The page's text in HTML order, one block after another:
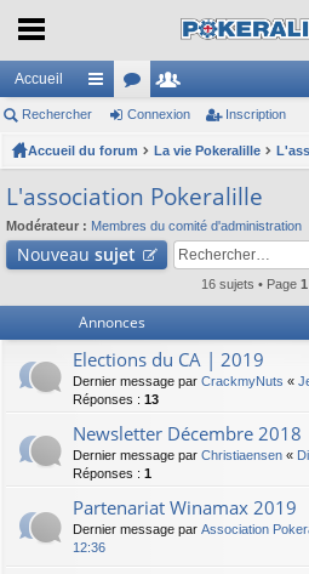
Accueil
ac
co
ci
s
or
u
s
e
m
br
es
Rechercher Connexion Inscription
Accueil du forum La vie Pokeralille
L'association Pokeralille
Modérateur : Membres du comité d'administration
Nouveau sujet
16 sujets • Page 1
Annonces
Elections du CA | 2019
Dernier message par CrackmyNuts «
Réponses : 13
Newsletter Décembre 2018
Dernier message par Christiaensen «
Réponses : 1
Partenariat Winamax 2019
Dernier message par Association
12:36